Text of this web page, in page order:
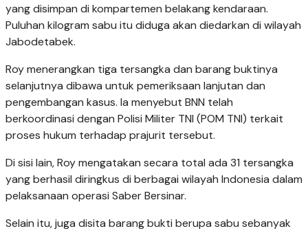
yang disimpan di kompartemen belakang kendaraan.
Puluhan kilogram sabu itu diduga akan diedarkan di wilayah
Jabodetabek.
Roy menerangkan tiga tersangka dan barang buktinya
selanjutnya dibawa untuk pemeriksaan lanjutan dan
pengembangan kasus. Ia menyebut BNN telah
berkoordinasi dengan Polisi Militer TNI (POM TNI) terkait
proses hukum terhadap prajurit tersebut.
Di sisi lain, Roy mengatakan secara total ada 31 tersangka
yang berhasil diringkus di berbagai wilayah Indonesia dalam
pelaksanaan operasi Saber Bersinar.
Selain itu, juga disita barang bukti berupa sabu sebanyak